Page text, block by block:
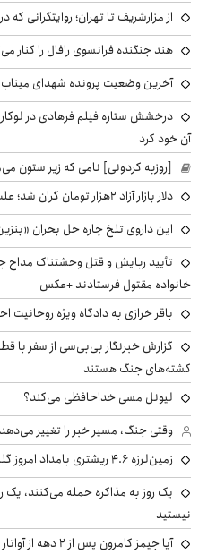
از مزارشریف تا تهران؛ روایتگرانی
هند جنگنده فرانسوی رافال را کنار می‌گذارد و
آخرین وضعیت پرونده شهدای میناب
درخشش ستاره فیلم فرهادی در
آن خود کرد
[روزبه کردونی] نامی که زیر ستون
دلار بازار آزاد ۲هزار تومان گران شد؛ علت چیست؟ +نرخ امروز ۱۷ مرداد
این داروی تلخ چاره حل بحران
تأیید ربایش و قتل وحشتناک مداح
خانواده مقتول فرستادند +عکس
باقر خرازی به دادگاه ویژه روحانیت
گزارش خبرنگار بی‌بی‌سی از سفر با
کشته‌های جنگ هستند
لیونل مسی خداحافظی می‌کند؟
وقتی جنگ، مسیر خبر را تغییر می‌دهد
زمین‌لرزه ۴.۶ ریشتری بامداد امروز گلباف کرمان را لرزاند
یک روز به مذاکره حمله می‌کنند، یک
نیستید
آیا جیمز کامرون پس از ۲ دهه از آواتار دل می‌کند؟